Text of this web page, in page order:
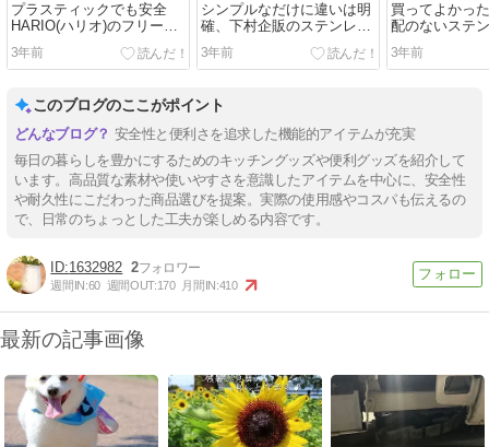
プラスティックでも安全
HARIO(ハリオ)のフリーザ
ーポット
3年前
シンプルなだけに違いは明
確、下村企販のステンレス
ピンチ
3年前
買ってよかっ
配のないステ
ターピッチャー
3年前
このブログのここがポイント
安全性と便利さを追求した機能的アイテムが充実
毎日の暮らしを豊かにするためのキッチングッズや便利グッズを紹介して
います。高品質な素材や使いやすさを意識したアイテムを中心に、安全性
や耐久性にこだわった商品選びを提案。実際の使用感やコスパも伝えるの
で、日常のちょっとした工夫が楽しめる内容です。
1632982 2
週間IN:60 週間OUT:170 月間IN:410
最新の記事画像